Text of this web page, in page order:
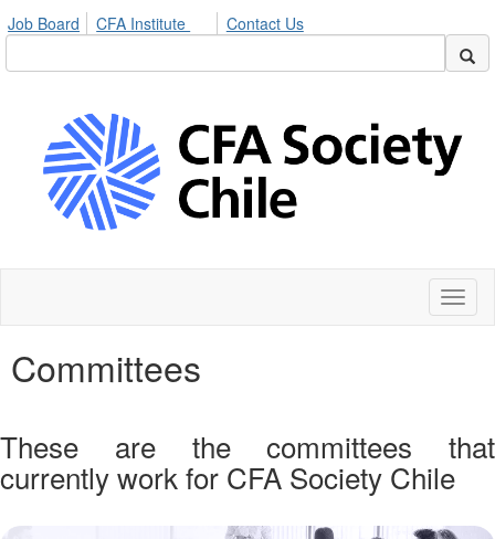
Job Board CFA Institute Contact Us
Committees
These are the committees that
currently work for CFA Society Chile